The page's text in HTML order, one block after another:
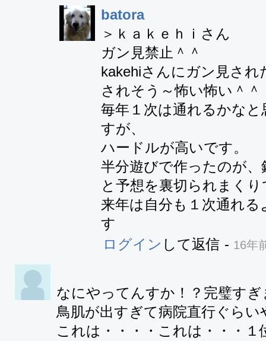
batora
＞ｋａｋｅｈｉさん
ガン見禁止＾＾
kakehiさんにガン見され
されそう～怖い怖い＾＾
毎年１次は通れるかな
すが、
ハードルが高いです。
半分遊びで作ったのが、
と予想を裏切られまく
来年は自分も１次通れる
す
ログイン して返信 - 16年
なにやってんすか！？完璧す
鳥肌が出すぎて病院直行ぐらい
これは・・・・これは・・・１